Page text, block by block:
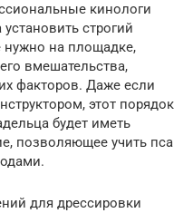
кинологи
строгий
нужно на площадке,
вмешательства,
факторов. Даже если
этот порядок
будет иметь
позволяющее учить пса
для дрессировки